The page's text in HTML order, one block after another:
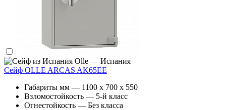
Olle — Испания
Сейф OLLE ARCAS AK65EE
Габариты мм — 1100 x 700 x 550
Взломостойкость — 5-й класс
Огнестойкость — Без класса